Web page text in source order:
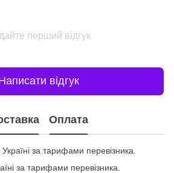
перший відгук
відгук
Оплата
за тарифами перевізника.
за тарифами перевізника.